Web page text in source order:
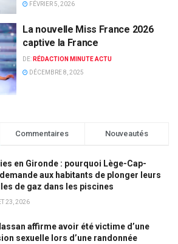
FÉVRIER 5, 2026
La nouvelle Miss France 2026
captive la France
DE: RÉDACTION MINUTE ACTU
DÉCEMBRE 8, 2025
Commentaires Nouveautés
en Gironde : pourquoi Lège-Cap-
aux habitants de plonger leurs
de gaz dans les piscines
23, 2026
affirme avoir été victime d’une
sexuelle lors d’une randonnée